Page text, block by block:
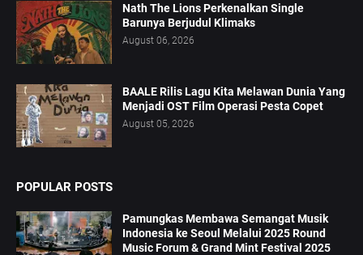
Nath The Lions Perkenalkan Single
Barunya Berjudul Klimaks
August 06, 2026
BAALE Rilis Lagu Kita Melawan Dunia Yang
Menjadi OST Film Operasi Pesta Copet
August 05, 2026
POPULAR POSTS
Pamungkas Membawa Semangat Musik
Indonesia ke Seoul Melalui 2025 Round
Music Forum & Grand Mint Festival 2025